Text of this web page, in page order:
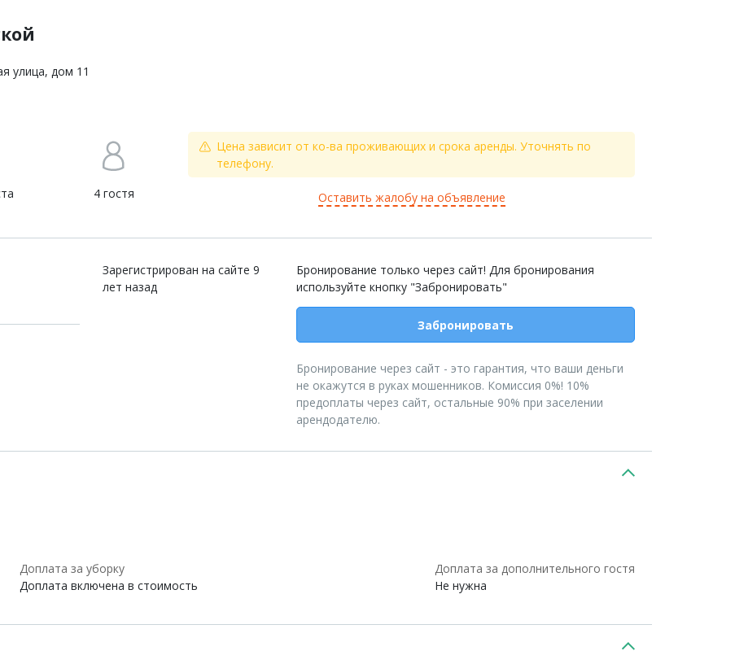
улица, дом 11
4 гостя
Цена зависит от ко-ва проживающих и срока аренды. Уточнять по
телефону.
Оставить жалобу на объявление
Зарегистрирован на сайте 9
лет назад
Бронирование только через сайт! Для бронирования
используйте кнопку "Забронировать"
Забронировать
Бронирование через сайт - это гарантия, что ваши деньги
не окажутся в руках мошенников. Комиссия 0%! 10%
предоплаты через сайт, остальные 90% при заселении
арендодателю.
Доплата за уборку
Доплата включена в стоимость
Доплата за дополнительного гостя
Не нужна